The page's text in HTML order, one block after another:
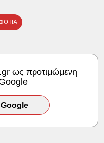
ως προτιμώμενη